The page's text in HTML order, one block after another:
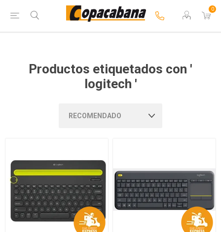
0
Productos etiquetados con '
logitech '